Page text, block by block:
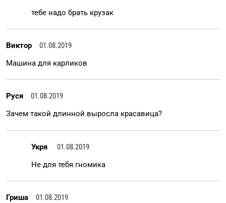
тебе надо брать крузак
Виктор
01.08.2019
Машина для карликов
Руся
01.08.2019
Зачем такой длинной выросла красавица?
Укря
01.08.2019
Не для тебя гномика
Гриша
01.08.2019